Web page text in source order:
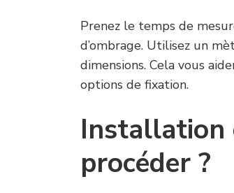
Prenez le temps de
d’ombrage. Utilisez un
dimensions. Cela vous
options de fixation.
Installation
procéder ?